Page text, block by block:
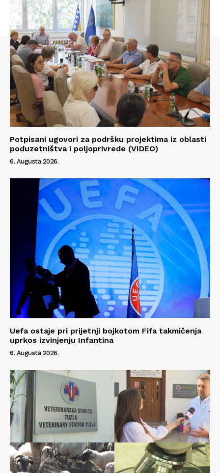
Info
O nama
Kontakt
Impressum
Potpisani ugovori za podršku projektima iz oblasti
poduzetništva i poljoprivrede (VIDEO)
6. Augusta 2026.
Uefa ostaje pri prijetnji bojkotom Fifa takmičenja
uprkos izvinjenju Infantina
6. Augusta 2026.